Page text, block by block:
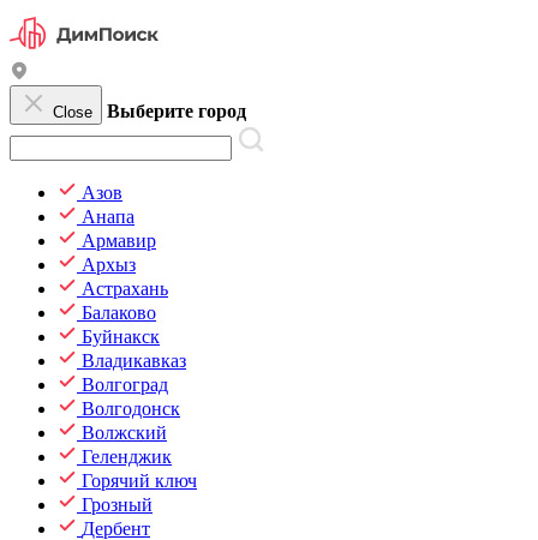
Close Выберите город
Азов
Анапа
Армавир
Архыз
Астрахань
Балаково
Буйнакск
Владикавказ
Волгоград
Волгодонск
Волжский
Геленджик
Горячий ключ
Грозный
Дербент